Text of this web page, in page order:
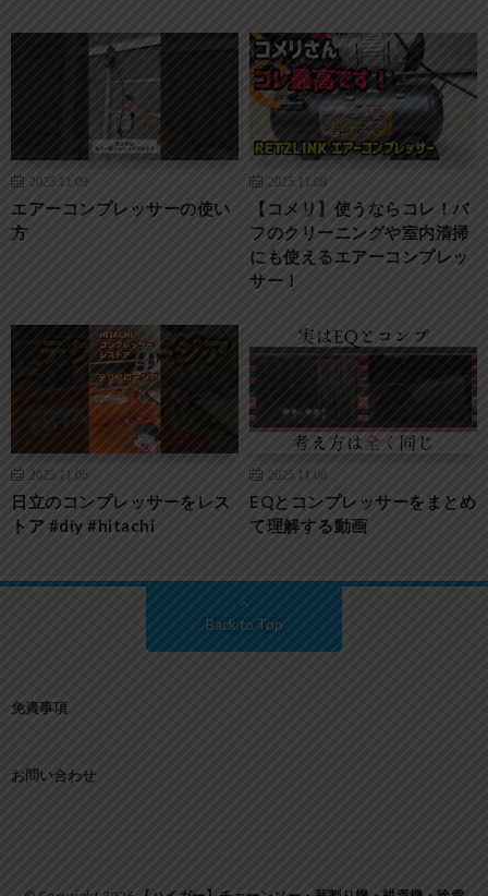
2025.11.09
エアーコンプレッサーの使い
方
2025.11.08
【コメリ】使うならコレ！バ
フのクリーニングや室内清掃
にも使えるエアーコンプレッ
サー！
2025.11.06
日立のコンプレッサーをレス
トア #diy #hitachi
2025.11.06
EQとコンプレッサーをまとめ
て理解する動画
Back to Top
免責事項
お問い合わせ